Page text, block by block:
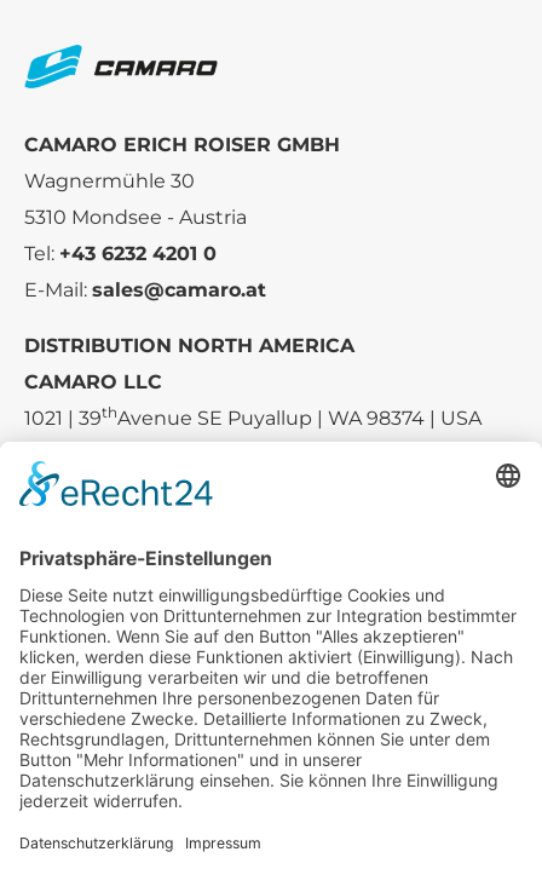
CAMARO ERICH ROISER GMBH
Wagnermühle 30
5310 Mondsee - Austria
Tel: +43 6232 4201 0
E-Mail: sales@camaro.at
DISTRIBUTION NORTH AMERICA
CAMARO LLC
1021 | 39thAvenue SE Puyallup | WA 98374 | USA
Tel.:+1 253-867-57 35
Unternehmen
Service
Media
© 2026 - Camaro Erich Roiser GmbH
AGB Impressum